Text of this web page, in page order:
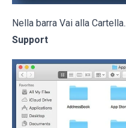
Nella barra Vai alla
Support